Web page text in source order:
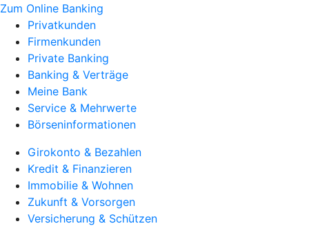
Zum Online Banking
Privatkunden
Firmenkunden
Private Banking
Banking & Verträge
Meine Bank
Service & Mehrwerte
Börseninformationen
Girokonto & Bezahlen
Kredit & Finanzieren
Immobilie & Wohnen
Zukunft & Vorsorgen
Versicherung & Schützen